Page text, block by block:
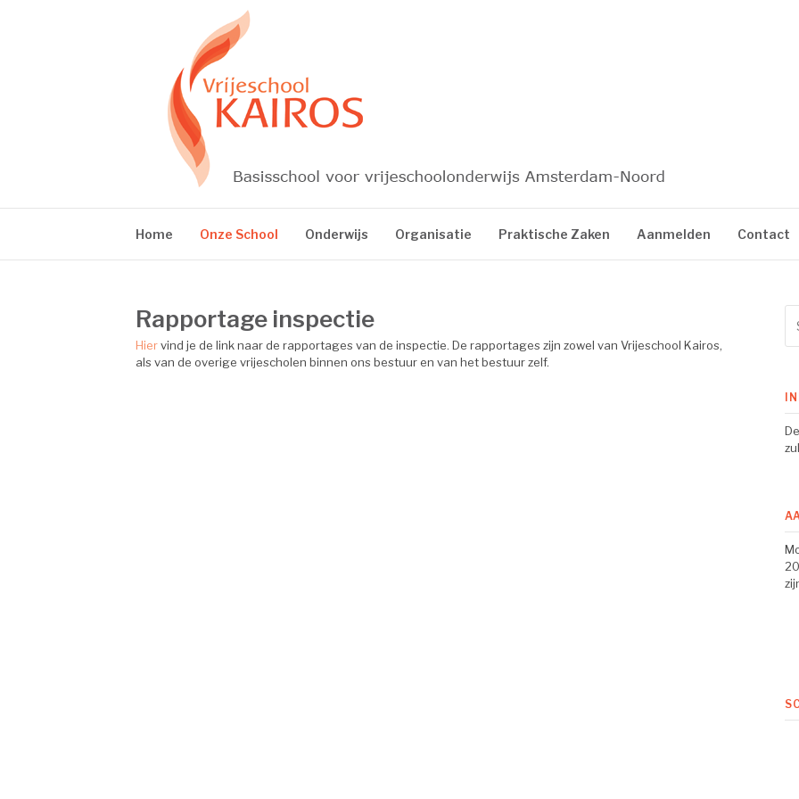
VRIJESCHOOL KAIROS
Home Onze School Onderwijs Organisatie Praktische Zaken Aanmelden Contact
Rapportage inspectie
Hiervind je de link naar de rapportages van de inspectie. De rapportages zijn zowel van Vrijeschool Kairos,
als van de overige vrijescholen binnen ons bestuur en van het bestuur zelf.